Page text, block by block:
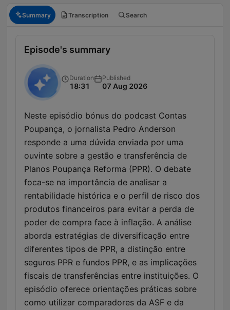
Summary Transcription Search
Episode's summary
Duration
18:31
Published
07 Aug 2026
Neste episódio bónus do podcast Contas
Poupança, o jornalista Pedro Anderson
responde a uma dúvida enviada por uma
ouvinte sobre a gestão e transferência de
Planos Poupança Reforma (PPR). O debate
foca-se na importância de analisar a
rentabilidade histórica e o perfil de risco dos
produtos financeiros para evitar a perda de
poder de compra face à inflação. A análise
aborda estratégias de diversificação entre
diferentes tipos de PPR, a distinção entre
seguros PPR e fundos PPR, e as implicações
fiscais de transferências entre instituições. O
episódio oferece orientações práticas sobre
como utilizar comparadores da ASF e da